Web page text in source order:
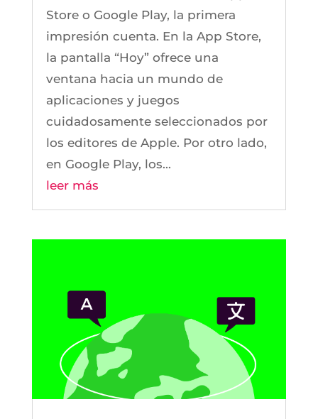
Store o Google Play, la primera
impresión cuenta. En la App Store,
la pantalla “Hoy” ofrece una
ventana hacia un mundo de
aplicaciones y juegos
cuidadosamente seleccionados por
los editores de Apple. Por otro lado,
en Google Play, los...
leer más